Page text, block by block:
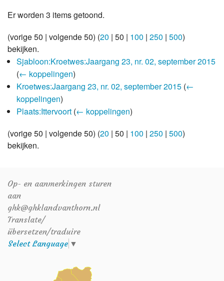
Er worden 3 items getoond.
(vorige 50 | volgende 50) (20 | 50 | 100 | 250 | 500)
bekijken.
Sjabloon:Kroetwes:Jaargang 23, nr. 02, september 2015
(← koppelingen)
Kroetwes:Jaargang 23, nr. 02, september 2015 (←
koppelingen)
Plaats:Ittervoort (← koppelingen)
(vorige 50 | volgende 50) (20 | 50 | 100 | 250 | 500)
bekijken.
Op- en aanmerkingen sturen
aan
ghk@ghklandvanthorn.nl
Translate/
übersetzen/traduire
Select Language ▼